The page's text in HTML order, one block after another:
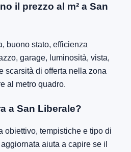
il prezzo al m² a San
buono stato, efficienza
garage, luminosità, vista,
scarsità di offerta nella zona
al metro quadro.
a San Liberale?
obiettivo, tempistiche e tipo di
aiuta a capire se il